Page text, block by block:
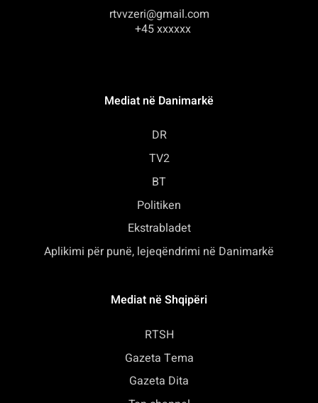
rtvvzeri@gmail.com
+45 xxxxxx
Mediat në Danimarkë
DR
TV2
BT
Politiken
Ekstrabladet
Aplikimi për punë, lejeqëndrimi në Danimarkë
Mediat në Shqipëri
RTSH
Gazeta Tema
Gazeta Dita